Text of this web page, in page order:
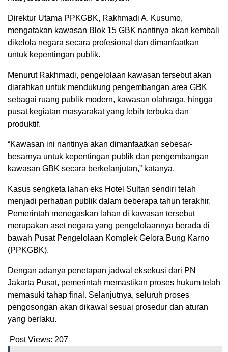
Direktur Utama PPKGBK, Rakhmadi A. Kusumo,
mengatakan kawasan Blok 15 GBK nantinya akan kembali
dikelola negara secara profesional dan dimanfaatkan
untuk kepentingan publik.
Menurut Rakhmadi, pengelolaan kawasan tersebut akan
diarahkan untuk mendukung pengembangan area GBK
sebagai ruang publik modern, kawasan olahraga, hingga
pusat kegiatan masyarakat yang lebih terbuka dan
produktif.
“Kawasan ini nantinya akan dimanfaatkan sebesar-
besarnya untuk kepentingan publik dan pengembangan
kawasan GBK secara berkelanjutan,” katanya.
Kasus sengketa lahan eks Hotel Sultan sendiri telah
menjadi perhatian publik dalam beberapa tahun terakhir.
Pemerintah menegaskan lahan di kawasan tersebut
merupakan aset negara yang pengelolaannya berada di
bawah Pusat Pengelolaan Komplek Gelora Bung Karno
(PPKGBK).
Dengan adanya penetapan jadwal eksekusi dari PN
Jakarta Pusat, pemerintah memastikan proses hukum telah
memasuki tahap final. Selanjutnya, seluruh proses
pengosongan akan dikawal sesuai prosedur dan aturan
yang berlaku.
Post Views: 207